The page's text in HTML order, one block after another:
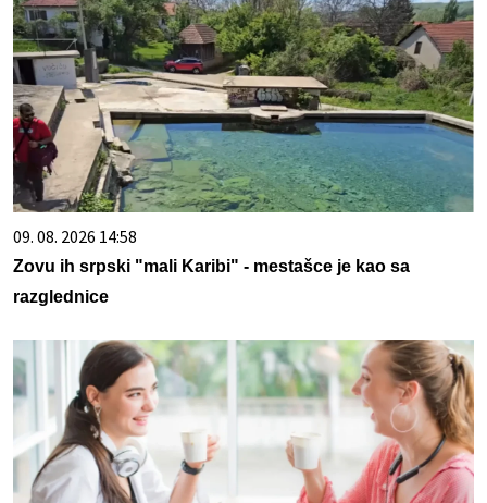
09. 08. 2026 14:58
Zovu ih srpski "mali Karibi" - mestašce je kao sa
razglednice